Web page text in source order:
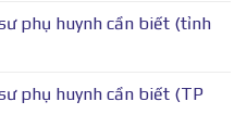
phụ huynh cần biết (tỉnh
phụ huynh cần biết (TP